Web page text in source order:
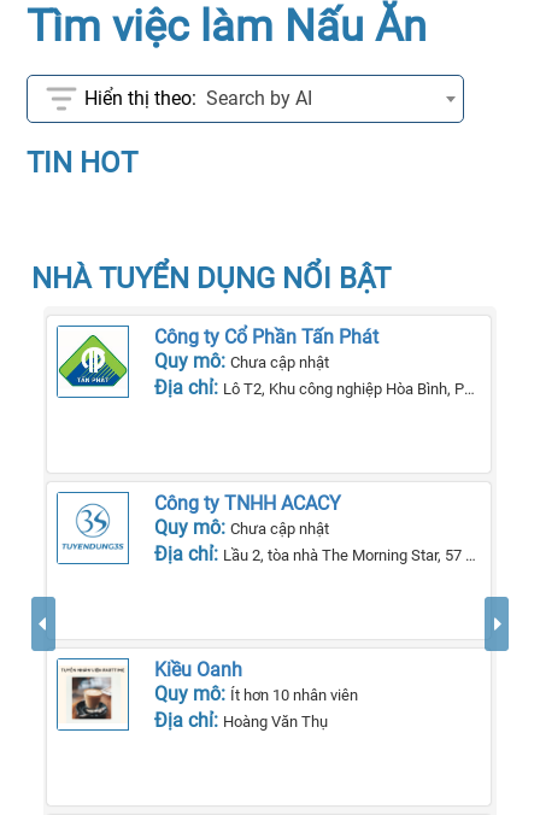
Tìm việc làm Nấu Ăn
Search by AI
TIN HOT
NHÀ TUYỂN DỤNG NỔI BẬT
Công ty Cổ Phần Tấn Phát
Quy mô:Chưa cập nhật
Địa chỉ: Lô T2, Khu công nghiệp Hòa Bình, Phường Lê Lợi, Tp Kon Tum, Tỉnh Kon Tum
Công ty TNHH ACACY
Quy mô:Chưa cập nhật
Địa chỉ: Lầu 2, tòa nhà The Morning Star, 57 QL13, phường 26, quận Bình Thạnh, TP Hồ Chí Minh.
Kiều Oanh
Quy mô: Ít hơn 10 nhân viên
Địa chỉ: Hoàng Văn Thụ